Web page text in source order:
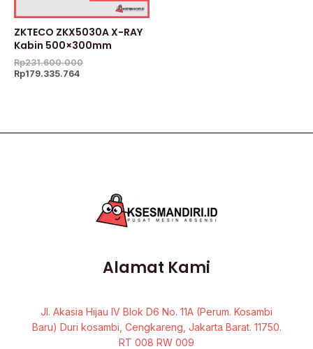
ZKTECO ZKX5030A X-RAY
Kabin 500×300mm
Rp231.600.000
Rp179.335.764
Alamat Kami
Jl. Akasia Hijau IV Blok D6 No. 11A (Perum. Kosambi
Baru) Duri kosambi, Cengkareng, Jakarta Barat. 11750.
RT 008 RW 009